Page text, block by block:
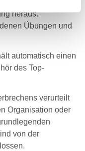
heraus.
Übungen und
automatisch einen
des Top-
verurteilt
Organisation oder
von der